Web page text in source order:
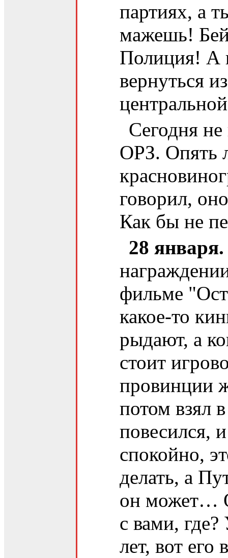
партиях, а
мажешь!
Полиция! А
вернуться
Сегодня
ОРЗ. Опять
говорил,
Как бы не
28 января.
фильме
какое-то
рыдают, а
стоит
провинции
потом взял
повесился,
спокойно,
делать, а
он может…
с вами,
лет, вот его